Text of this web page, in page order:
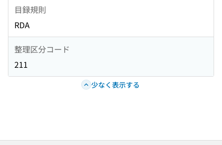
目録規則
RDA
整理区分コード
211
少なく表示する